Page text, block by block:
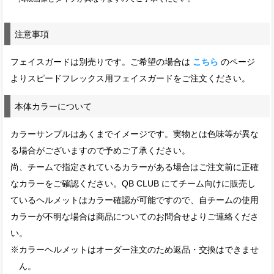
注意事項
フェイスガードは別売りです。ご希望の場合は こちら のページ
よりスピードフレックス用フェイスガードをご注文ください。
本体カラーについて
カラーサンプルはあくまでイメージです。実物とは色味等が異な
る場合がございますので予めご了承ください。
尚、チームで指定されているカラーがある場合はご注文前に正確
なカラーをご確認ください。QB CLUB にてチーム向けに販売し
ているヘルメットはカラー確認が可能ですので、自チームの使用
カラーが不明な場合は商品についてのお問合せよりご連絡くださ
い。
※カラーヘルメットはオーダー注文のため返品・交換はできませ
ん。